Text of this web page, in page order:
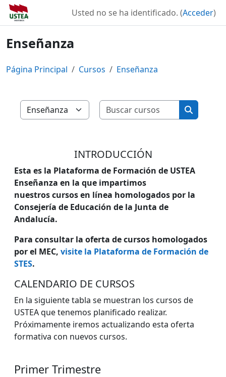
Salta al contenido principal
Usted no se ha identificado. (Acceder)
Enseñanza
Página Principal Cursos Enseñanza
Categorías
Buscar
Buscar
INTRODUCCIÓN
Esta es la Plataforma de Formación de USTEA
Enseñanza en la que impartimos
nuestroscursos en línea homologados por la
Consejería de Educación de la Junta de
Andalucía.
Para consultar la oferta decursos homologados
por el MEC, visite la Plataforma de Formación de
STES.
CALENDARIO DE CURSOS
En la siguiente tabla se muestran los cursos de
USTEA que tenemos planificado realizar.
Próximamente iremos actualizando esta oferta
formativa con nuevos cursos.
Primer Trimestre